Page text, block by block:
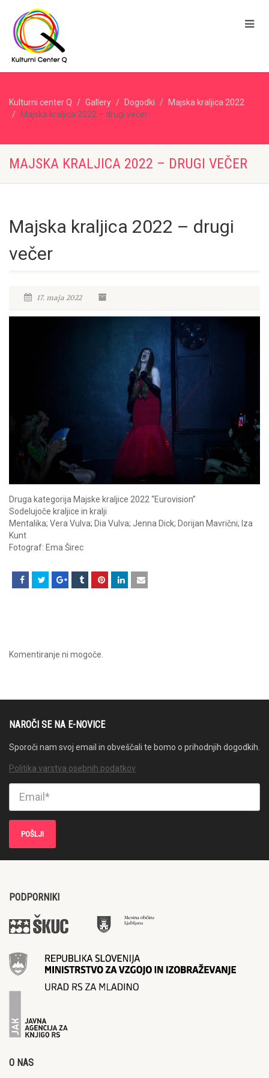
Kulturni center Q Gallery Dogodki
Majska kraljica 2022
Majska kraljica 2022 – drugi večer
MAJSKA KRALJICA 2022 – DRUGI VEČER
Majska kraljica 2022 – drugi
večer
17. maja 2022
Druga kategorija Majske kraljice 2022 “Eurovision”
Sodelujoče kraljice in kralji
Mentalika; Vera Vulva; Dia Vulva; Jenna Dick; Dorijan Mavrični; Iza
Kunt
Fotograf: Ema Širec
Komentiranje ni mogoče.
NAROČI SE NA E-NOVICE
Sporoči nam svoj email in obveščali te bomo o prihodnjih dogodkih.
Politika varstva osebnih podatkov
PODPORNIKI
O NAS